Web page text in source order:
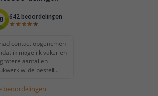
642 beoordelingen
★★★★★
★★★★★
contact opgenomen
ik mogelijk vaker en
aantallen
wilde bestell...
beoordelingen